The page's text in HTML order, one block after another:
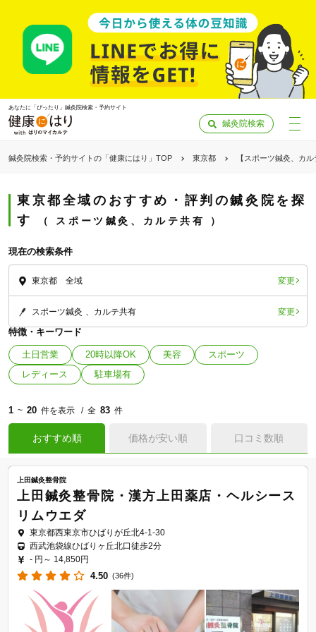
あなたに「ぴったり」鍼灸院検索・予約サイト
鍼灸院検索
鍼灸院検索・予約サイトの「健康にはり」TOP 東京都 【スポーツ鍼灸、カ
東京都全域のおすすめ・評判の鍼灸院を探
す
スポーツ鍼灸、カルテ共有
現在の検索条件
東京都 全域 変更
スポーツ鍼灸 カルテ共有 変更
特徴・キーワード
土日営業 20時以降OK 美容
スポーツ
レディース
駐車場有
1 ~ 20 件を表示 全 83 件
おすすめ順 価格が安い順 口コミ数順
上田鍼灸整骨院
上田鍼灸整骨院・漢方上田薬店・ヘルシース
リムウエダ
東京都西東京市ひばりが丘北4-1-30
西武池袋線ひばりヶ丘北口徒歩2分
- 円～ 14,850円
4.50 (36件)
「健康にはりを見た」